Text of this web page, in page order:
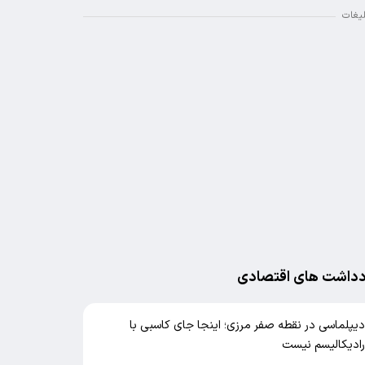
های اقتصادی
دیپلماسی در نقطه صفر مرزی؛ اینجا جای کاسبی با
رادیکالیسم نیست